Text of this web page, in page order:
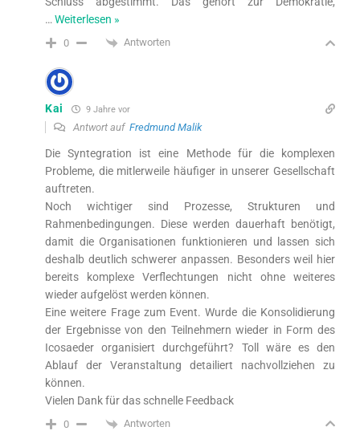
…Weiterlesen »
0 Antworten
Kai 9 Jahre vor
Antwort auf Fredmund Malik
Die Syntegration ist eine Methode für die komplexen
Probleme, die mitlerweile häufiger in unserer Gesellschaft
auftreten.
Noch wichtiger sind Prozesse, Strukturen und
Rahmenbedingungen. Diese werden dauerhaft benötigt,
damit die Organisationen funktionieren und lassen sich
deshalb deutlich schwerer anpassen. Besonders weil hier
bereits komplexe Verflechtungen nicht ohne weiteres
wieder aufgelöst werden können.
Eine weitere Frage zum Event. Wurde die Konsolidierung
der Ergebnisse von den Teilnehmern wieder in Form des
Icosaeder organisiert durchgeführt? Toll wäre es den
Ablauf der Veranstaltung detailiert nachvollziehen zu
können.
Vielen Dank für das schnelle Feedback
0 Antworten